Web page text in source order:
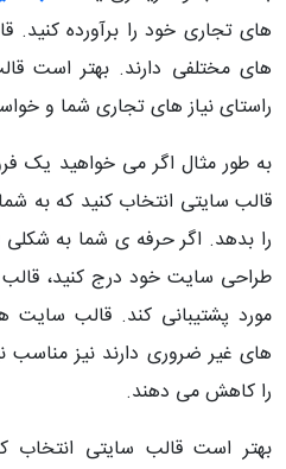
های تجاری خود را برآورده
های مختلفی دارند. بهتر است
راستای نیاز های تجاری شما و
به طور مثال اگر می خواهید یک
قالب سایتی انتخاب کنید که به
را بدهد. اگر حرفه ی شما به
طراحی سایت خود درج کنید، قالب
مورد پشتیبانی کند. قالب سایت
های غیر ضروری دارند نیز
را کاهش می دهند.
بهتر است قالب سایتی انتخاب